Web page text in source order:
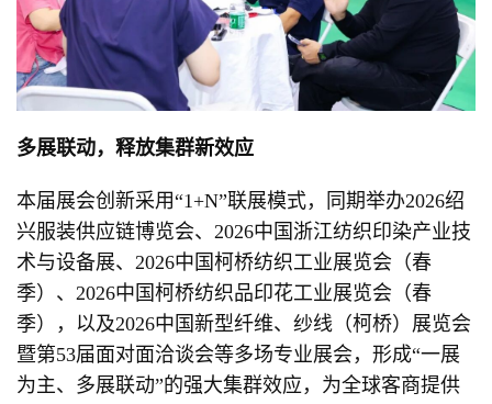
多展联动，释放集群新效应
本届展会创新采用“1+N”联展模式，同期举办2026绍
兴服装供应链博览会、2026中国浙江纺织印染产业技
术与设备展、2026中国柯桥纺织工业展览会（春
季）、2026中国柯桥纺织品印花工业展览会（春
季），以及2026中国新型纤维、纱线（柯桥）展览会
暨第53届面对面洽谈会等多场专业展会，形成“一展
为主、多展联动”的强大集群效应，为全球客商提供